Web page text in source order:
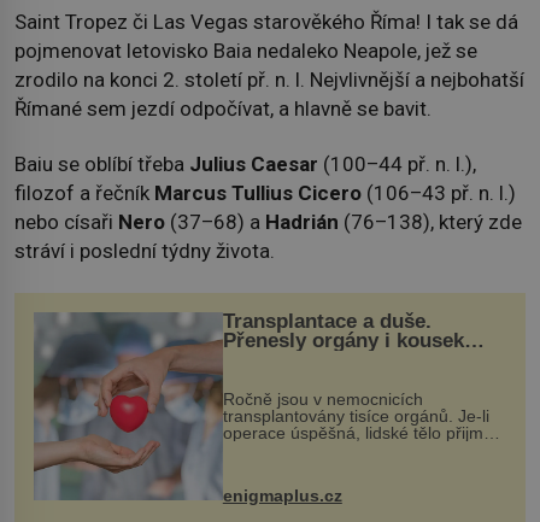
Saint Tropez či Las Vegas starověkého Říma! I tak se dá
pojmenovat letovisko Baia nedaleko Neapole, jež se
zrodilo na konci 2. století př. n. l. Nejvlivnější a nejbohatší
Římané sem jezdí odpočívat, a hlavně se bavit.
Baiu se oblíbí třeba Julius Caesar (100–44 př. n. l.),
filozof a řečník Marcus Tullius Cicero (106–43 př. n. l.)
nebo císaři Nero (37–68) a Hadrián (76–138), který zde
stráví i poslední týdny života.
Transplantace a duše.
Přenesly orgány i kousek
Ročně jsou v nemocnicích
transplantovány tisíce orgánů. Je-li
operace úspěšná, lidské tělo přijme
enigmaplus.cz